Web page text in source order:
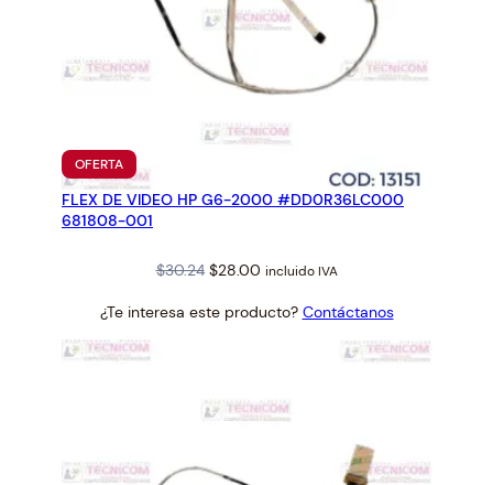
OFERTAPRODUCTO
EN
OFERTA
FLEX DE VIDEO HP G6-2000 #DD0R36LC000
681808-001
$30.24 Original
was:
$28.00Current
is:
incluido IVA
¿Te interesa este producto? Contáctanos